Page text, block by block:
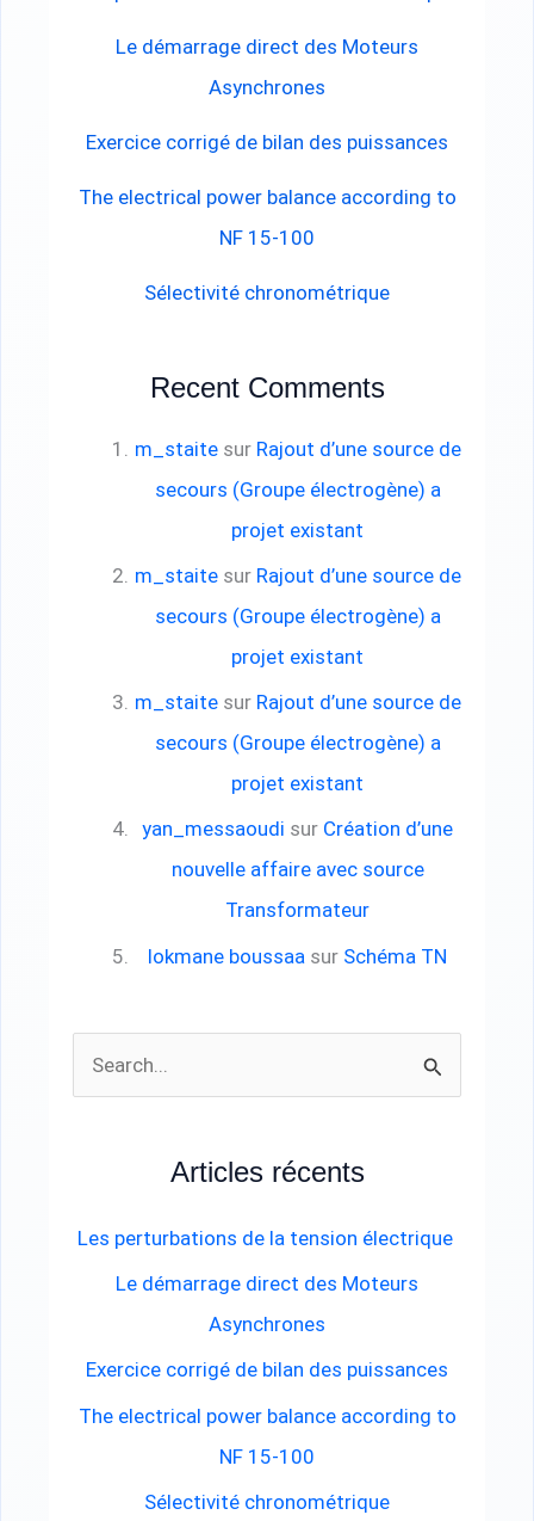
Le démarrage direct des Moteurs
Asynchrones
Exercice corrigé de bilan des puissances
The electrical power balance according to
NF 15-100
Sélectivité chronométrique
Recent Comments
m_staitesur Rajout d’une source de
secours (Groupe électrogène) a
projet existant
m_staitesur Rajout d’une source de
secours (Groupe électrogène) a
projet existant
m_staitesur Rajout d’une source de
secours (Groupe électrogène) a
projet existant
yan_messaoudi sur Création d’une
nouvelle affaire avec source
Transformateur
lokmane boussaa sur Schéma TN
e
Articles récents
Les perturbations de la tension électrique
Le démarrage direct des Moteurs
Asynchrones
Exercice corrigé de bilan des puissances
The electrical power balance according to
NF 15-100
Sélectivité chronométrique